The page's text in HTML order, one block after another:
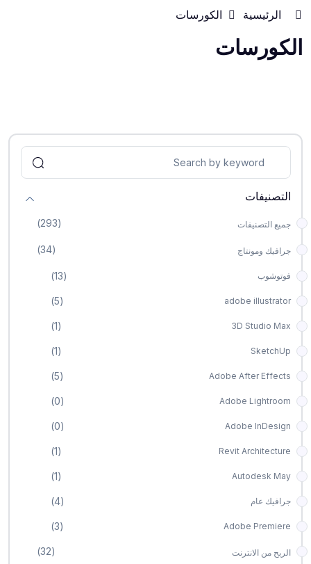
الرئيسية الكورسات
الكورسات
التصنيفات
جميع التصنيفات (293)
جرافيك ومونتاج (34)
فوتوشوب (13)
adobe illustrator
(5)
3D Studio Max
(1)
SketchUp
(1)
Adobe After Effects
(5)
Adobe Lightroom
(0)
Adobe InDesign
(0)
Revit Architecture
(1)
Autodesk May
(1)
جرافيك عام (4)
Adobe Premiere
(3)
الربح من اﻻنترنت (32)